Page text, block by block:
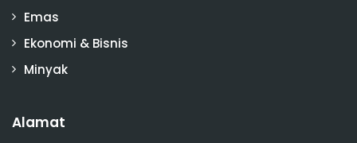
Emas
Ekonomi & Bisnis
Minyak
Alamat